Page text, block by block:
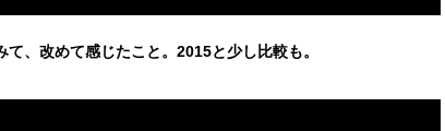
、改めて感じたこと。2015と少し比較も。